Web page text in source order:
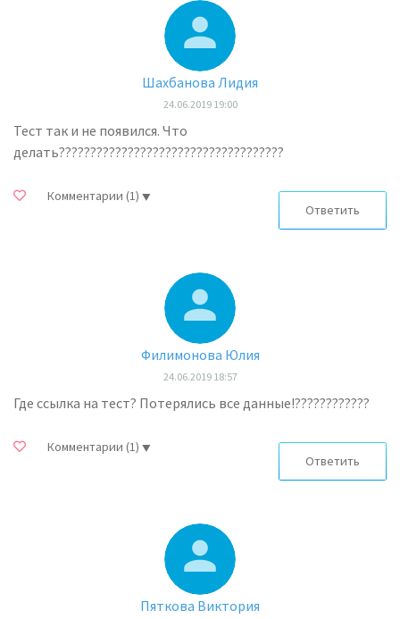
Шахбанова Лидия
24.06.2019 19:00
Тест так и не появился. Что
делать????????????????????????????????????
Комментарии (1)
Ответить
Филимонова Юлия
24.06.2019 18:57
Где ссылка на тест? Потерялись все данные!????????????
Комментарии (1)
Ответить
Пяткова Виктория